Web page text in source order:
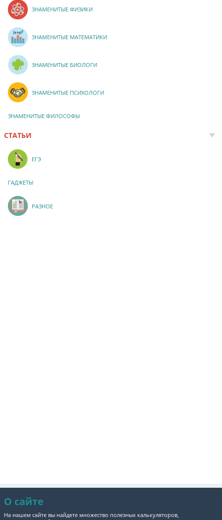
ЗНАМЕНИТЫЕ ФИЗИКИ
ЗНАМЕНИТЫЕ МАТЕМАТИКИ
ЗНАМЕНИТЫЕ БИОЛОГИ
ЗНАМЕНИТЫЕ ПСИХОЛОГИ
ЗНАМЕНИТЫЕ ФИЛОСОФЫ
СТАТЬИ
ЕГЭ
ГАДЖЕТЫ
РАЗНОЕ
О сайте
На нашем сайте вы найдете множество полезных калькуляторов,